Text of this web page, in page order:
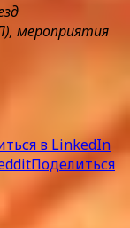
мероприятия
в LinkedIn
Поделиться